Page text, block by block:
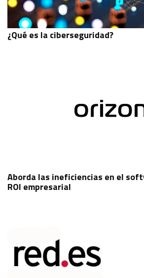
¿Qué es la ciberseguridad?
Aborda las ineficiencias en el
ROI empresarial